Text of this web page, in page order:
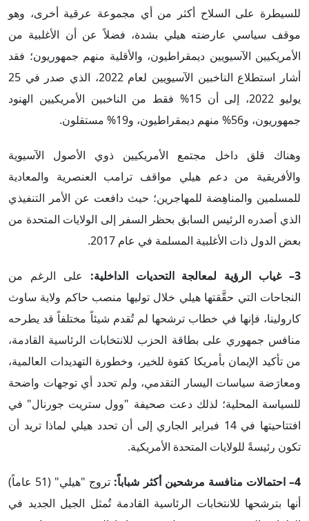
للسيطرة على السلاح أكثر من أي مجموعة عرقية أخرى، وهو
موقف سياسي عارضته هيلي بشدة، فضلاً عن أن الأغلبية من
الأمريكيين الآسيويين ديمقراطيون، والأقلية منهم جمهوريون؛ فقد
أشار استطلاع الناخبين الآسيويين لعام 2022، الذي صدر في 25
يوليو 2022، إلى أن 15% فقط من الناخبين الأمريكيين الهنود
جمهوريون، و56% منهم ديمقراطيون، و19% مستقلون.
وهناك قلق داخل مجتمع الأمريكيين ذوي الأصول الآسيوية
والأفريقية من دعم هيلي مواقف ترامب العنصرية والمعادية
للمسلمين والمناهِضة للمهاجرين؛ حيث دافعت عن الأمر التنفيذي
الذي أصدره الرئيس السابق بحظر السفر إلى الولايات المتحدة من
بعض الدول ذات الأغلبية المسلمة في عام 2017.
3– غياب الرؤية لمعالجة التحديات الداخلية: على الرغم من
النجاحات التي حقَّقتها هيلي خلال توليها منصب حاكم ولاية ساوث
كارولينا، فإنها في خطاب ترشحها لم تُقدم شيئاً مختلفاً قد يطرحه
منافس جمهوري على بطاقة الحزب للانتخابات الرئاسية القادمة،
من تأكيد الإيمان بأمريكا كقوة للخير، وخطورة التهديدات العالمية،
ومعارَضة سياسات اليسار التقدمي، ولم تحدد أي توجهات واضحة
للسياسة المحلية؛ لذلك دعت صحيفة "وول ستريت جورنال" في
افتتاحيتها في 14 فبراير الجاري إلى أن تحدد هيلي لماذا تريد أن
تكون رئيسةً للولايات المتحدة الأمريكية.
4– احتمالات منافسة مرشحين أكثر شباباً:
تروج "هيلي" (51 عاماً)
أنها بترشحها للانتخابات الرئاسية القادمة تُمثل الجيل الجديد في